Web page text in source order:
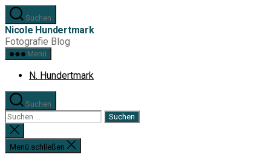
Zum
Inhalt
springen
Suchen
Nicole Hundertmark
Fotografie Blog
Menü
N. Hundertmark
Suchen
Suchen
nach:
Suche
schließen
Menü schließen